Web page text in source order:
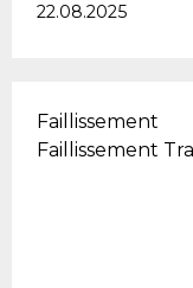
22.08.2025
Faillissement
Faillissement